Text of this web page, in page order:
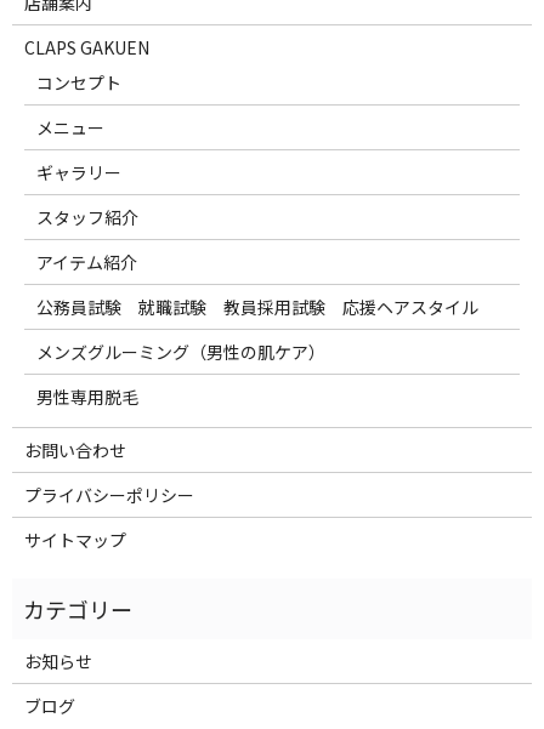
CLAPS GAKUEN
コンセプト
メニュー
ギャラリー
スタッフ紹介
アイテム紹介
公務員試験 就職試験 教員採用試験 応援ヘアスタイル
メンズグルーミング（男性の肌ケア）
男性専用脱毛
お問い合わせ
プライバシーポリシー
サイトマップ
お知らせ
ブログ